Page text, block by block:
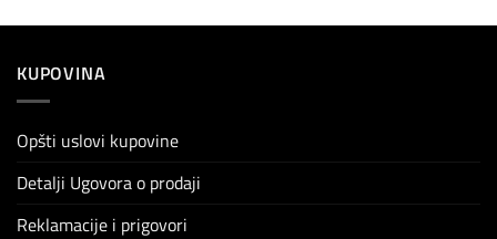
KUPOVINA
Opšti uslovi kupovine
Detalji Ugovora o prodaji
Reklamacije i prigovori